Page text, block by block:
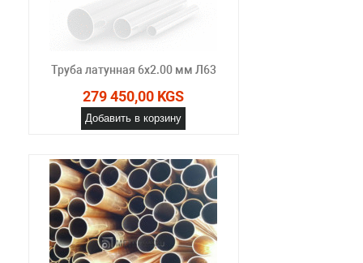
Труба латунная 6х2.00 мм Л63
279 450,00 KGS
Добавить в корзину